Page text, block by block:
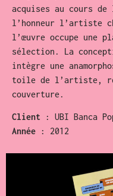
acquises au cours de
l’honneur l’artiste
l’œuvre occupe une
sélection. La
intègre une
toile de l’artiste,
couverture.
Client : UBI Banca
Année : 2012